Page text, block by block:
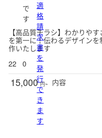
で
す
適
格
請
求
書
を
発
行
で
き
ま
す
【高品質チラシ】わかりやす
を第一に！伝わるデザインを
作いたします
22
0
15,000 円~ 内容